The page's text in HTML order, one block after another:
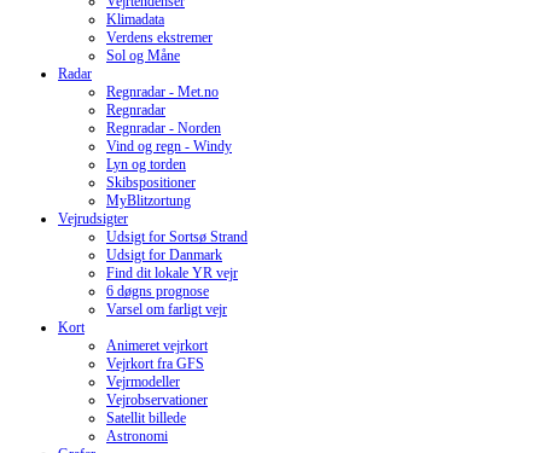
Klimadata
Verdens ekstremer
Sol og Måne
Radar
Regnradar - Met.no
Regnradar
Regnradar - Norden
Vind og regn - Windy
Lyn og torden
Skibspositioner
MyBlitzortung
Vejrudsigter
Udsigt for Sortsø Strand
Udsigt for Danmark
Find dit lokale YR vejr
6 døgns prognose
Varsel om farligt vejr
Kort
Animeret vejrkort
Vejrkort fra GFS
Vejrmodeller
Vejrobservationer
Satellit billede
Astronomi